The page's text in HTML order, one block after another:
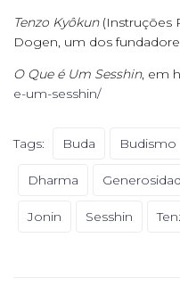
Tenzo Kyôkun(Instruções
Dogen, um dos
O Que é Um Sesshin, em h
e-um-sesshin/
Tags: Buda Budismo
Dharma
Jonin Sesshin